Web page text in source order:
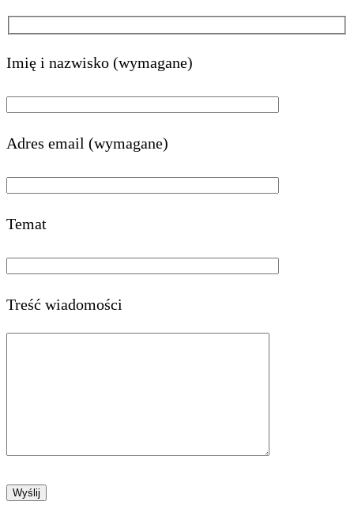
Imię i nazwisko (wymagane)
Adres email (wymagane)
Temat
Treść wiadomości